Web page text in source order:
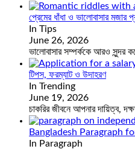
প্রেমের ধাঁধা ও ভালোবাসার মজার
In Tips
June 26, 2026
ভালোবাসার সম্পর্ককে আরও সুন্দর
টিপস, ফরম্যাট ও উদাহরণ
In Trending
June 19, 2026
চাকরির জীবনে আপনার দায়িত্ব,
Bangladesh Paragraph
In Paragraph